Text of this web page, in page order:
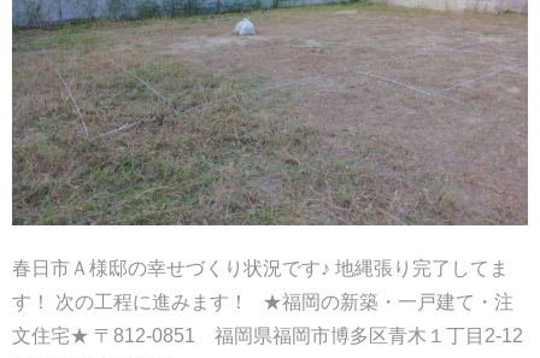
春日市Ａ様邸の幸せづくり状況です♪ 地縄張り完了してま
す！ 次の工程に進みます！ ★福岡の新築・一戸建て・注
文住宅★ 〒812-0851 福岡県福岡市博多区青木１丁目2-12